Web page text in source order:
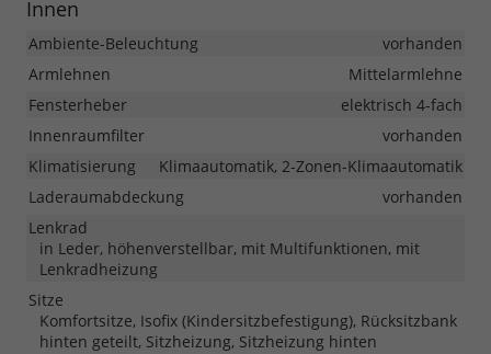
Innen
Ambiente-Beleuchtung
vorhanden
Armlehnen
Mittelarmlehne
Fensterheber
elektrisch 4-fach
Innenraumfilter
vorhanden
Klimatisierung
Klimaautomatik, 2-Zonen-Klimaautomatik
Laderaumabdeckung
vorhanden
Lenkrad
in Leder, höhenverstellbar, mit Multifunktionen, mit
Lenkradheizung
Sitze
Komfortsitze, Isofix (Kindersitzbefestigung), Rücksitzbank
hinten geteilt, Sitzheizung, Sitzheizung hinten